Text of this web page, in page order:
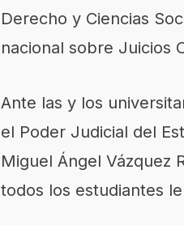
Derecho y Ciencias
nacional sobre Juicios
Ante las y los
el Poder Judicial del
Miguel Ángel Vázquez
todos los estudiantes